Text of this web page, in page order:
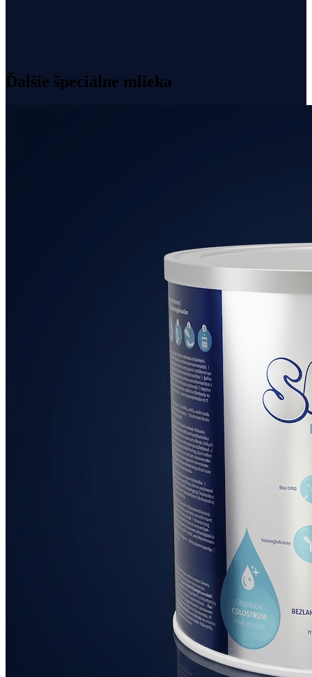
Ďalšie špeciálne mlieka